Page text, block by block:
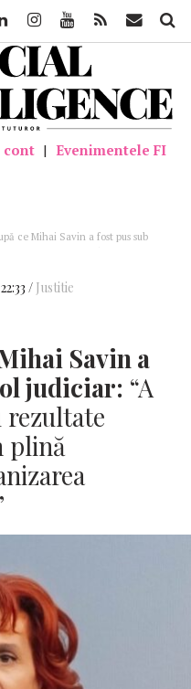
cont | Evenimentele FI
ce Mihai Savin a fost pus sub
remarcabile; era în plină
Justitie
Savin a
judiciar: “A
rezultate
plină
InstagramYoutube Feed Mail